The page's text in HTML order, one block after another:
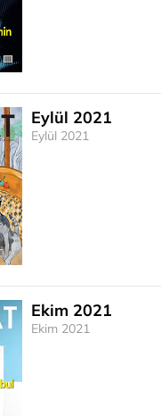
Eylül 2021
Eylül 2021
Ekim 2021
Ekim 2021